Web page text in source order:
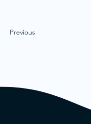
Previous